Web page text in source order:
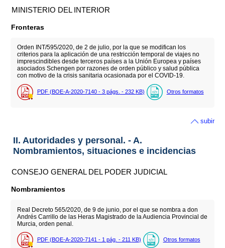
MINISTERIO DEL INTERIOR
Fronteras
Orden INT/595/2020, de 2 de julio, por la que se modifican los
criterios para la aplicación de una restricción temporal de viajes no
imprescindibles desde terceros países a la Unión Europea y países
asociados Schengen por razones de orden público y salud pública
con motivo de la crisis sanitaria ocasionada por el COVID-19.
PDF (BOE-A-2020-7140 - 3 págs. - 232 KB) Otros formatos
subir
II. Autoridades y personal. - A.
Nombramientos, situaciones e incidencias
CONSEJO GENERAL DEL PODER JUDICIAL
Nombramientos
Real Decreto 565/2020, de 9 de junio, por el que se nombra a don
Andrés Carrillo de las Heras Magistrado de la Audiencia Provincial de
Murcia, orden penal.
PDF (BOE-A-2020-7141 - 1 pág. - 211 KB) Otros formatos